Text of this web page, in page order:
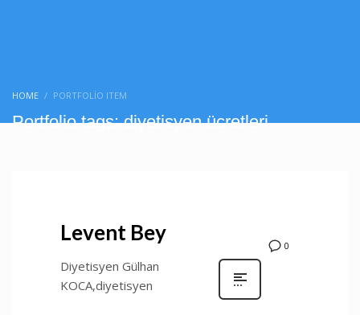
HOME PORTFOLIO ITEM
Portfolio tags: diyetisyen ücretleri
0
Levent Bey
Diyetisyen Gülhan
KOCA,diyetisyen